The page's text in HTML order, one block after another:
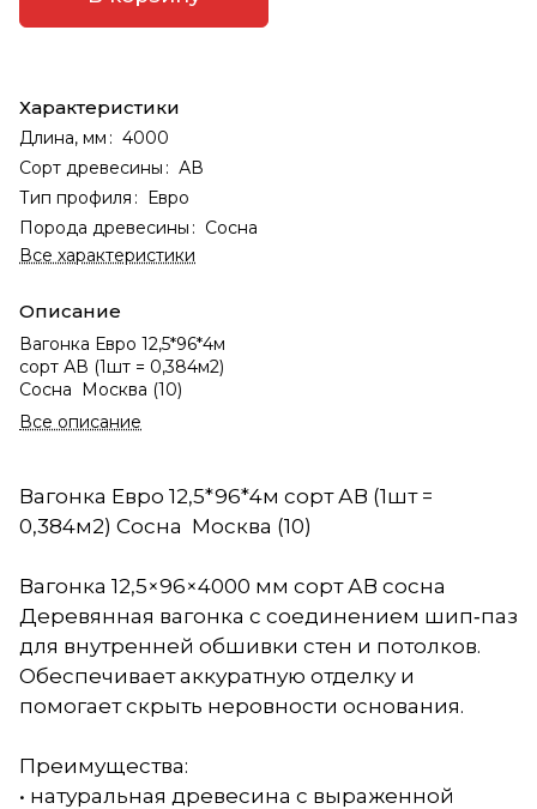
Характеристики
Длина, мм : 4000
Сорт древесины : АВ
Тип профиля : Евро
Порода древесины : Сосна
Все характеристики
Описание
Вагонка Евро 12,5*96*4м
сорт АВ (1шт = 0,384м2)
Сосна Москва (10)
Все описание
Вагонка Евро 12,5*96*4м сорт АВ (1шт =
0,384м2) Сосна Москва (10)
Вагонка 12,5×96×4000 мм сорт АВ сосна
Деревянная вагонка с соединением шип‑паз
для внутренней обшивки стен и потолков.
Обеспечивает аккуратную отделку и
помогает скрыть неровности основания.
Преимущества:
• натуральная древесина с выраженной